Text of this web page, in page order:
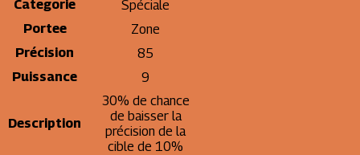
Categorie
Spéciale
Portee
Zone
Précision
85
Puissance
9
Description
30% de chance
de baisser la
précision de la
cible de 10%